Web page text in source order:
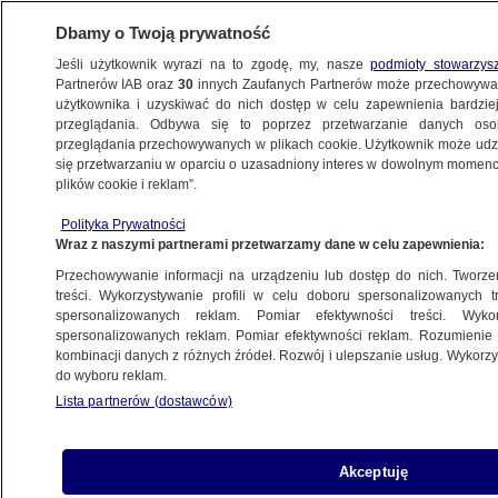
BIZNES
TURYSTYKA
Rachunek zapłacą podróżni
Oprac.Wiktor Knowski
8.06.2026, 13:36
Posłuchaj artykułu
Czyta lektor AI
Dbamy o Twoją prywatność
Jeśli użytkownik wyrazi na to zgodę, my, naszepodmioty
Partnerów IAB oraz30 innych Zaufanych Partnerów może
użytkownika i uzyskiwać do nich dostęp w celu zapewnienia
przeglądania. Odbywa się to poprzez przetwarzanie danych
przeglądania przechowywanych w plikach cookie. Użytkownik może
się przetwarzaniu w oparciu o uzasadniony interes w dowolnym
plików cookie i reklam”.
Polityka Prywatności
Wraz z naszymi partnerami przetwarzamy dane w celu zapewnienia:
Przechowywanie informacji na urządzeniu lub dostęp do nich.
treści. Wykorzystywanie profili w celu doboru spersonalizowanych
spersonalizowanych reklam. Pomiar efektywności treści.
spersonalizowanych reklam. Pomiar efektywności reklam.
kombinacji danych z różnych źródeł. Rozwój i ulepszanie usług.
do wyboru reklam.
Lista partnerów (dostawców)
Akceptuję